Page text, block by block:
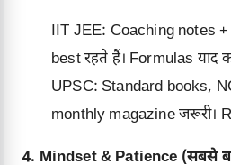
IIT JEE: Coaching notes +
best रहते हैं। Formulas याद
UPSC: Standard books,
monthly magazine जरूरी।
4. Mindset & Patience (सबसे